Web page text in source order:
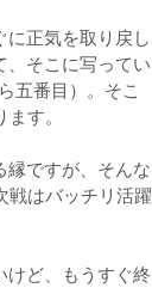
正気を取り戻し
、そこに写ってい
五番目）。そこ
す。
縁ですが、そんな
戦はバッチリ活躍
けど、もうすぐ終